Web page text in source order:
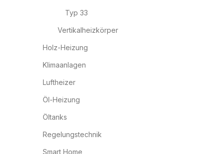
Typ 33
Vertikalheizkörper
Holz-Heizung
Klimaanlagen
Luftheizer
Öl-Heizung
Öltanks
Regelungstechnik
Smart Home